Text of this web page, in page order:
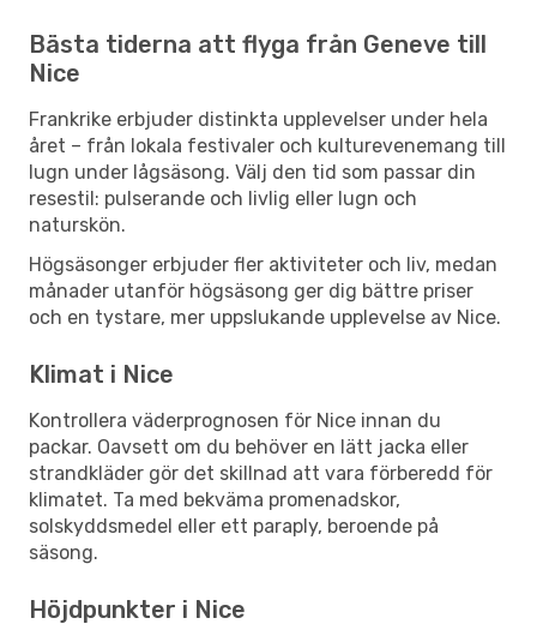
Bästa tiderna att flyga från Geneve till
Nice
Frankrike erbjuder distinkta upplevelser under hela
året – från lokala festivaler och kulturevenemang till
lugn under lågsäsong. Välj den tid som passar din
resestil: pulserande och livlig eller lugn och
naturskön.
Högsäsonger erbjuder fler aktiviteter och liv, medan
månader utanför högsäsong ger dig bättre priser
och en tystare, mer uppslukande upplevelse av Nice.
Klimat i Nice
Kontrollera väderprognosen för Nice innan du
packar. Oavsett om du behöver en lätt jacka eller
strandkläder gör det skillnad att vara förberedd för
klimatet. Ta med bekväma promenadskor,
solskyddsmedel eller ett paraply, beroende på
säsong.
Höjdpunkter i Nice